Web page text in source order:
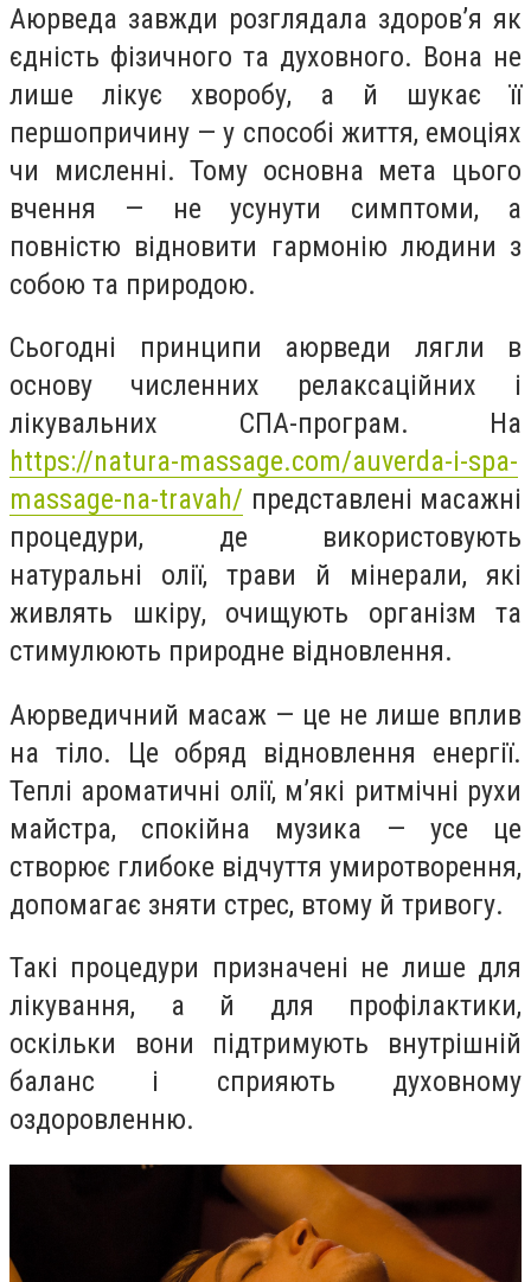
Аюрведа завжди розглядала здоров’я як
єдність фізичного та духовного. Вона не
лише лікує хворобу, а й шукає її
першопричину — у способі життя, емоціях
чи мисленні. Тому основна мета цього
вчення — не усунути симптоми, а
повністю відновити гармонію людини з
собою та природою.
Сьогодні принципи аюрведи лягли в
основу численних релаксаційних і
лікувальних СПА-програм. На
https://natura-massage.com/auverda-i-spa-
massage-na-travah/ представлені масажні
процедури, де використовують
натуральні олії, трави й мінерали, які
живлять шкіру, очищують організм та
стимулюють природне відновлення.
Аюрведичний масаж — це не лише вплив
на тіло. Це обряд відновлення енергії.
Теплі ароматичні олії, м’які ритмічні рухи
майстра, спокійна музика — усе це
створює глибоке відчуття умиротворення,
допомагає зняти стрес, втому й тривогу.
Такі процедури призначені не лише для
лікування, а й для профілактики,
оскільки вони підтримують внутрішній
баланс і сприяють духовному
оздоровленню.